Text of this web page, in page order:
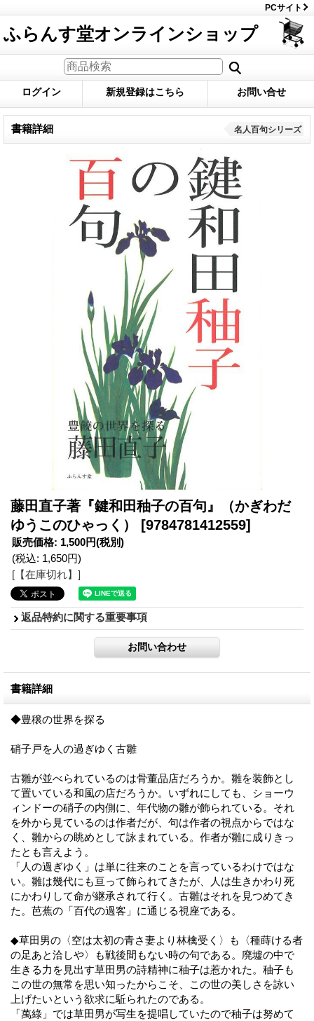
PCサイト
ふらんす堂オンラインショップ
ログイン 新規登録はこちら お問い合せ
書籍詳細 名人百句シリーズ
藤田直子著『鍵和田秞子の百句』（かぎわだ
ゆうこのひゃっく）
[9784781412559]
販売価格: 1,500円(税別)
(税込: 1,650円)
[【在庫切れ】]
返品特約に関する重要事項
書籍詳細
◆豊穣の世界を探る
硝子戸を人の過ぎゆく古雛
古雛が並べられているのは骨董品店だろうか。雛を装飾とし
て置いている和風の店だろうか。いずれにしても、ショーウ
ィンドーの硝子の内側に、年代物の雛が飾られている。それ
を外から見ているのは作者だが、句は作者の視点からではな
く、雛からの眺めとして詠まれている。作者が雛に成りきっ
たとも言えよう。
「人の過ぎゆく」は単に往来のことを言っているわけではな
い。雛は幾代にも亘って飾られてきたが、人は生きかわり死
にかわりして命が継承されて行く。古雛はそれを見つめてき
た。芭蕉の「百代の過客」に通じる視座である。
◆草田男の〈空は太初の青さ妻より林檎受く〉も〈種蒔ける者
の足あと洽しや〉も戦後間もない時の句である。廃墟の中で
生きる力を見出す草田男の詩精神に秞子は惹かれた。秞子も
この世の無常を思い知ったからこそ、この世の美しさを詠い
上げたいという欲求に駈られたのである。
「萬綠」では草田男が写生を提唱していたので秞子は努めて